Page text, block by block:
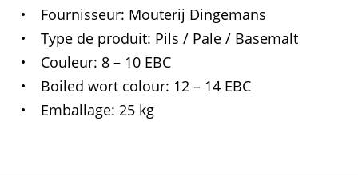
Fournisseur Mouterij Dingemans
Type de produit Pils / Pale / Basemalt
Couleur 8 – 10 EBC
Boiled wort colour 12 – 14 EBC
Emballage 25 kg